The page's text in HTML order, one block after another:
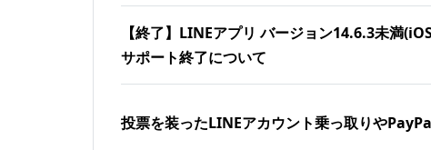
【終了】LINEアプリ バージョン14.6.3未満
サポート終了について
投票を装ったLINEアカウント乗っ取りや